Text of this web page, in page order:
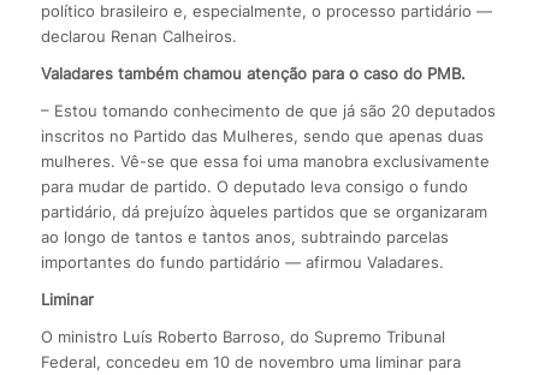
político brasileiro e, especialmente, o processo partidário —
declarou Renan Calheiros.
Valadares também chamou atenção para o caso do PMB.
– Estou tomando conhecimento de que já são 20 deputados
inscritos no Partido das Mulheres, sendo que apenas duas
mulheres. Vê-se que essa foi uma manobra exclusivamente
para mudar de partido. O deputado leva consigo o fundo
partidário, dá prejuízo àqueles partidos que se organizaram
ao longo de tantos e tantos anos, subtraindo parcelas
importantes do fundo partidário — afirmou Valadares.
Liminar
O ministro Luís Roberto Barroso, do Supremo Tribunal
Federal, concedeu em 10 de novembro uma liminar para